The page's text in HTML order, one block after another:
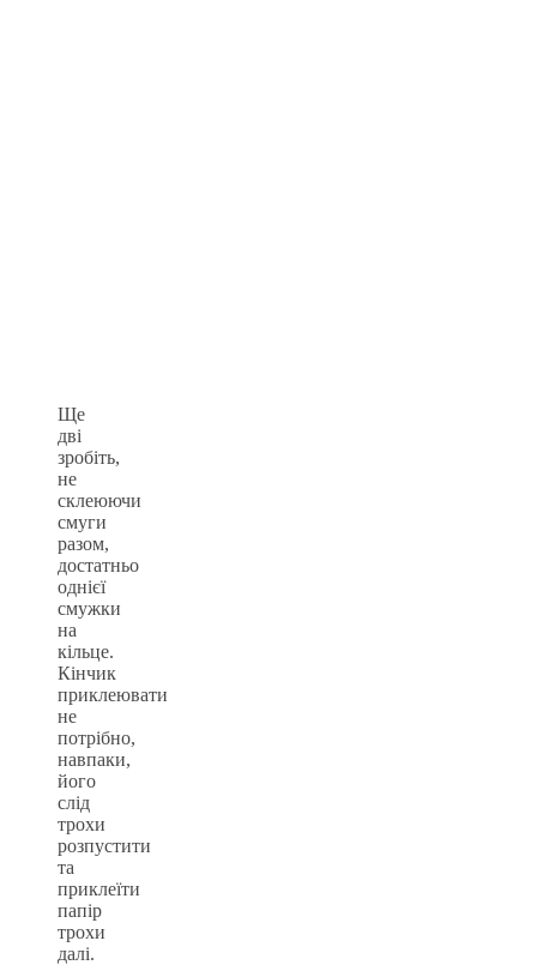
Ще
дві
зробіть,
не
склеюючи
смуги
разом,
достатньо
однієї
смужки
на
кільце.
Кінчик
приклеювати
не
потрібно,
навпаки,
його
слід
трохи
розпустити
та
приклеїти
папір
трохи
далі.